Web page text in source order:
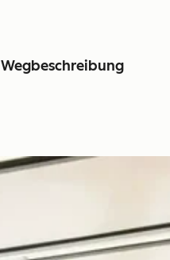
Wegbeschreibung